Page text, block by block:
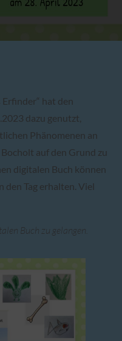
hat den
dazu genutzt,
Phänomenen an
auf den Grund zu
digitalen Buch können
Tag erhalten. Viel
Buch zu gelangen.